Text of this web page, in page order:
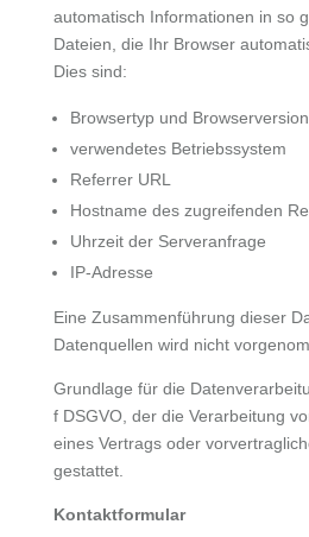
automatisch Informationen in so
Dateien, die Ihr Browser
Dies sind:
Browsertyp und Browserversion
verwendetes Betriebssystem
Referrer URL
Hostname des zugreifenden
Uhrzeit der Serveranfrage
IP-Adresse
Eine Zusammenführung dieser
Datenquellen wird nicht
Grundlage für die
f DSGVO, der die Verarbeitung
eines Vertrags oder
gestattet.
Kontaktformular